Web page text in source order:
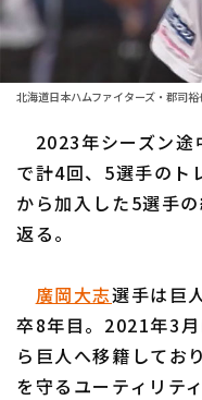
1軍公式戦
ファーム東地区
ファーム西地区
交流戦
選手名鑑
選手名鑑トップ
北海道日本ハ
東北楽天ゴ
千葉ロッテマ
オリックス・
福岡ソフトバ
ニュース
北海道日本ハムファイターズ・郡司
2023年シーズン途
で計4回、5選手のト
から加入した5選手
返る。
廣岡大志選手は巨
卒8年目。2021年3
ら巨人へ移籍してお
を守るユーティリテ